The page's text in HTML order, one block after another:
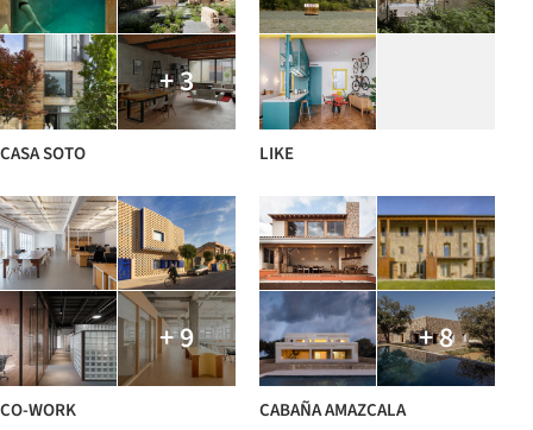
+ 3
CASA SOTO LIKE
+ 9
CO-WORK
+ 8
CABAÑA AMAZCALA